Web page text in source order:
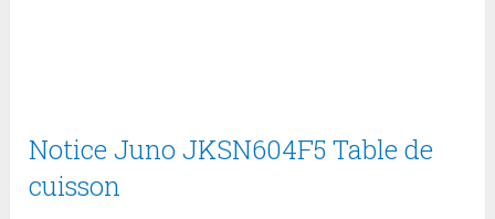
Notice Juno JKSN604F5 Table de
cuisson